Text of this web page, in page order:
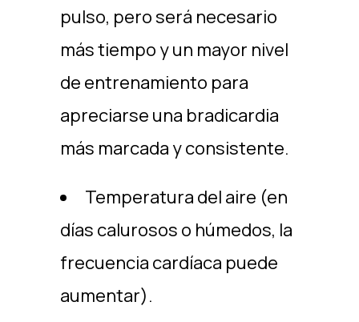
pulso, pero será necesario
más tiempo y un mayor nivel
de entrenamiento para
apreciarse una bradicardia
más marcada y consistente.
Temperatura del aire (en
días calurosos o húmedos, la
frecuencia cardíaca puede
aumentar).